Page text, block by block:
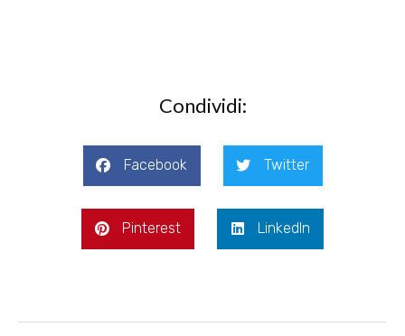
Condividi:
Facebook Twitter
Pinterest LinkedIn